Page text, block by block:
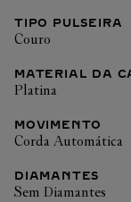
TIPO PULSEIRA
Couro
MATERIAL DA
Platina
MOVIMENTO
Corda Automática
DIAMANTES
Sem Diamantes